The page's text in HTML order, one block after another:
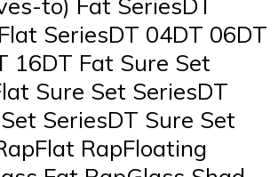
SeriesDT 04DT 06DT
16DT Fat Sure Set
Sure Set SeriesDT
SeriesDT Sure Set
RapFloating